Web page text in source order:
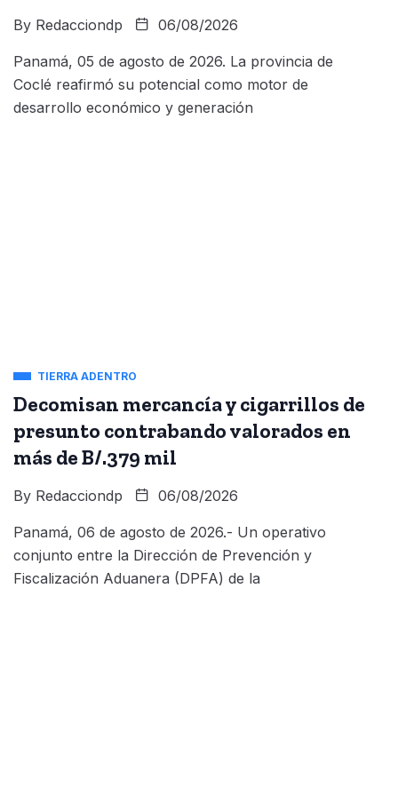
By Redacciondp 06/08/2026
Panamá, 05 de agosto de 2026. La provincia de
Coclé reafirmó su potencial como motor de
desarrollo económico y generación
TIERRA ADENTRO
Decomisan mercancía y cigarrillos de
presunto contrabando valorados en
más de B/.379 mil
By Redacciondp 06/08/2026
Panamá, 06 de agosto de 2026.- Un operativo
conjunto entre la Dirección de Prevención y
Fiscalización Aduanera (DPFA) de la